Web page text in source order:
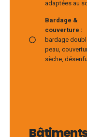
adaptées au
Bardage &
couverture :
bardage
peau,
sèche,